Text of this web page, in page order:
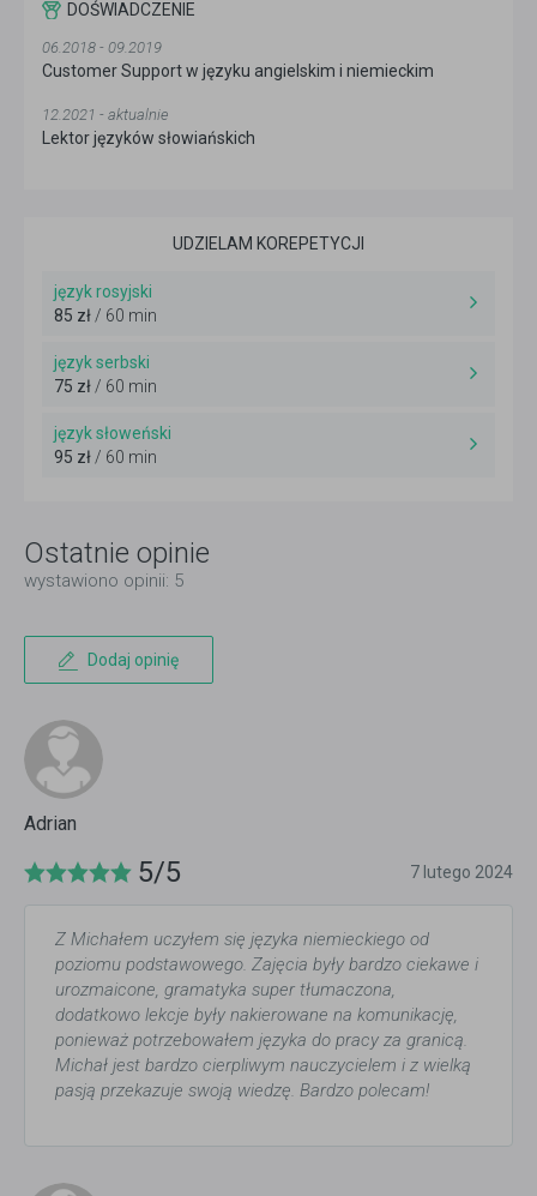
DOŚWIADCZENIE
06.2018 - 09.2019
Customer Support w języku angielskim i niemieckim
12.2021 - aktualnie
Lektor języków słowiańskich
UDZIELAM KOREPETYCJI
język rosyjski
85 zł/ 60 min
język serbski
75 zł/ 60 min
język słoweński
95 zł/ 60 min
Ostatnie opinie
wystawiono opinii: 5
Dodaj opinię
Adrian
5/5 7 lutego 2024
Z Michałem uczyłem się języka niemieckiego od
poziomu podstawowego. Zajęcia były bardzo ciekawe i
urozmaicone, gramatyka super tłumaczona,
dodatkowo lekcje były nakierowane na komunikację,
ponieważ potrzebowałem języka do pracy za granicą.
Michał jest bardzo cierpliwym nauczycielem i z wielką
pasją przekazuje swoją wiedzę. Bardzo polecam!